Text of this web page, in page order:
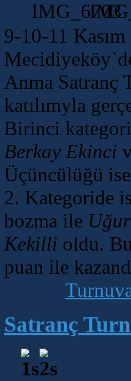
9-10-11
Anma Satranç
katılımyla
Birinci
Berkay Ekinci
Üçüncülüğü
2. Kategoride
bozma ile
Kekilli oldu.
puan ile
Satranç